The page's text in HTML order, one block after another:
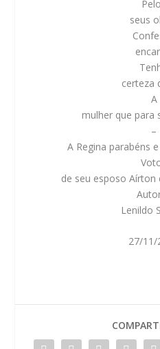
seus
certeza
A
mulher que para
–
A Regina parabéns
de seu esposo Aírton
Lenildo
27/11/